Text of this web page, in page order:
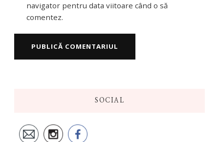
navigator pentru data viitoare când o să
comentez.
SOCIAL